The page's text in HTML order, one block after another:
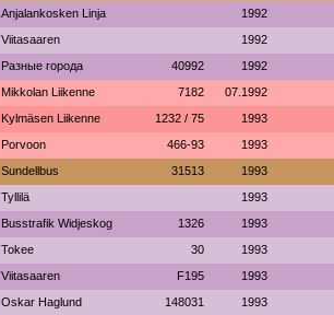
Anjalankosken Linja 1992
Viitasaaren 1992
Разные города 40992 1992
Mikkolan Liikenne 7182 07.1992
Kylmäsen Liikenne 1232 / 75 1993
Porvoon 466-93 1993
Sundellbus 31513 1993
Tyllilä 1993
Busstrafik Widjeskog 1326 1993
Tokee 30 1993
Viitasaaren F195 1993
Oskar Haglund 148031 1993